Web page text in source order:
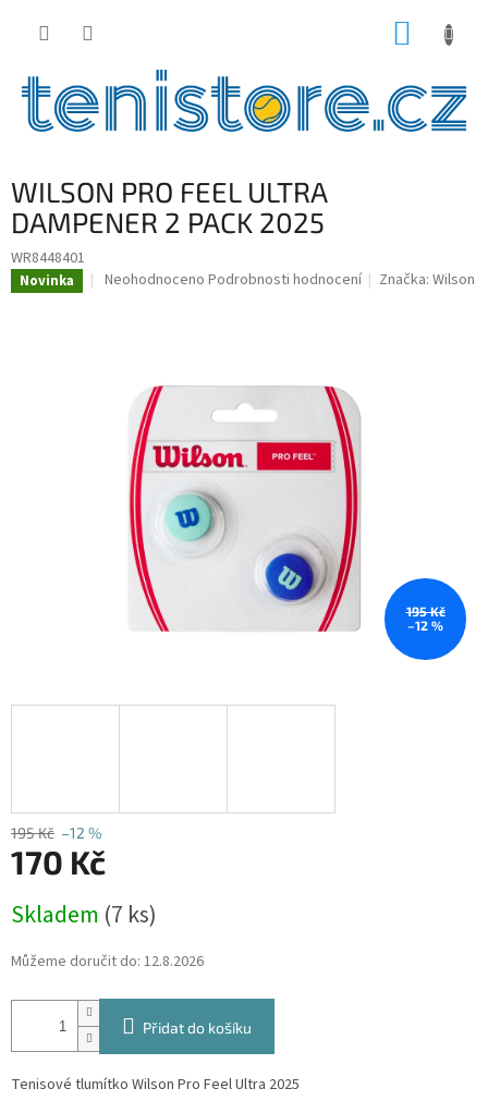
WILSON PRO FEEL ULTRA
DAMPENER 2 PACK 2025
WR8448401
Novinka
Průměrné
hvězdiček.
Neohodnoceno Podrobnosti hodnocení Značka:Wilson
195 Kč
–12 %
195 Kč –12 %
170 Kč
cena:
Skladem (7 ks)
Můžeme doručit do: 12.8.2026
Přidat do košíku
Tenisové tlumítko Wilson Pro Feel Ultra 2025